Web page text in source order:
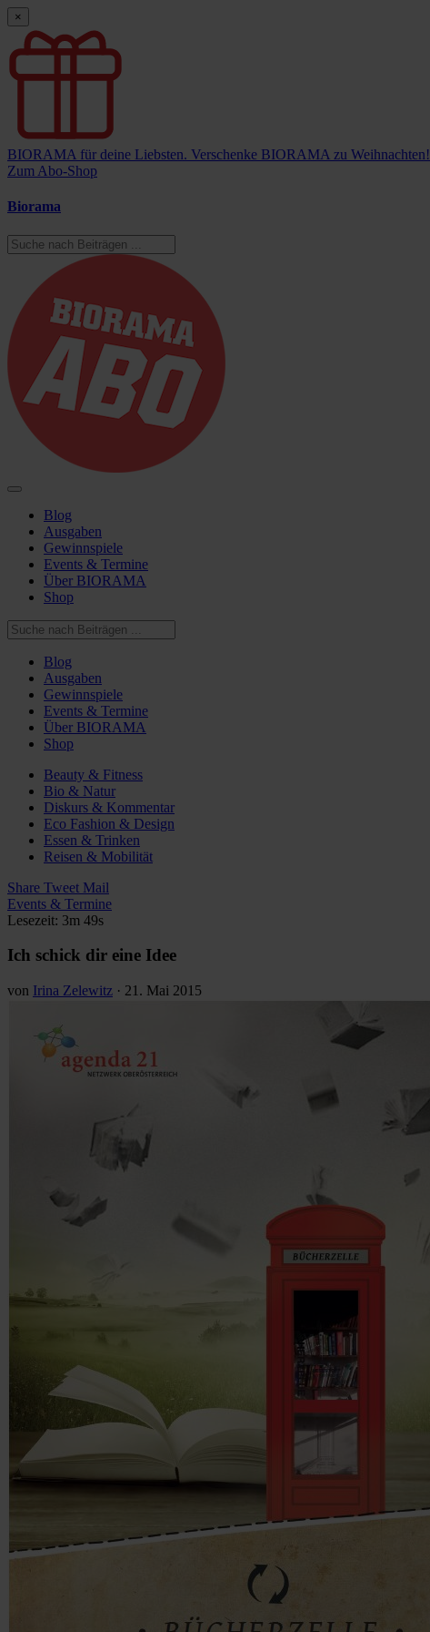
×
BIORAMA für deine Liebsten. Verschenke BIORAMA zu Weihnachten!
Zum Abo-Shop
Biorama
Blog
Ausgaben
Gewinnspiele
Events & Termine
Über BIORAMA
Shop
Blog
Ausgaben
Gewinnspiele
Events & Termine
Über BIORAMA
Shop
Beauty & Fitness
Bio & Natur
Diskurs & Kommentar
Eco Fashion & Design
Essen & Trinken
Reisen & Mobilität
Share Tweet Mail
Events & Termine
Lesezeit: 3m 49s
Ich schick dir eine Idee
von Irina Zelewitz · 21. Mai 2015